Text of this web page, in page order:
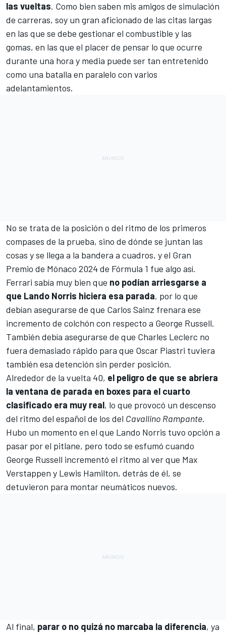
las vueltas. Como bien saben mis amigos de simulación
de carreras, soy un gran aficionado de las citas largas
en las que se debe gestionar el combustible y las
gomas, en las que el placer de pensar lo que ocurre
durante una hora y media puede ser tan entretenido
como una batalla en paralelo con varios
adelantamientos.
No se trata de la posición o del ritmo de los primeros
compases de la prueba, sino de dónde se juntan las
cosas y se llega a la bandera a cuadros, y el Gran
Premio de Mónaco 2024 de Fórmula 1 fue algo así.
Ferrari sabía muy bien que no podían arriesgarse a
que Lando Norris hiciera esa parada, por lo que
debían asegurarse de que Carlos Sainz frenara ese
incremento de colchón con respecto a George Russell.
También debía asegurarse de que Charles Leclerc no
fuera demasiado rápido para que Oscar Piastri tuviera
también esa detención sin perder posición.
Alrededor de la vuelta 40, el peligro de que se abriera
la ventana de parada en boxes para el cuarto
clasificado era muy real, lo que provocó un descenso
del ritmo del español de los del Cavallino Rampante.
Hubo un momento en el que Lando Norris tuvo opción a
pasar por el pitlane, pero todo se esfumó cuando
George Russell incrementó el ritmo al ver que Max
Verstappen y Lewis Hamilton, detrás de él, se
detuvieron para montar neumáticos nuevos.
Al final, parar o no quizá no marcaba la diferencia, ya